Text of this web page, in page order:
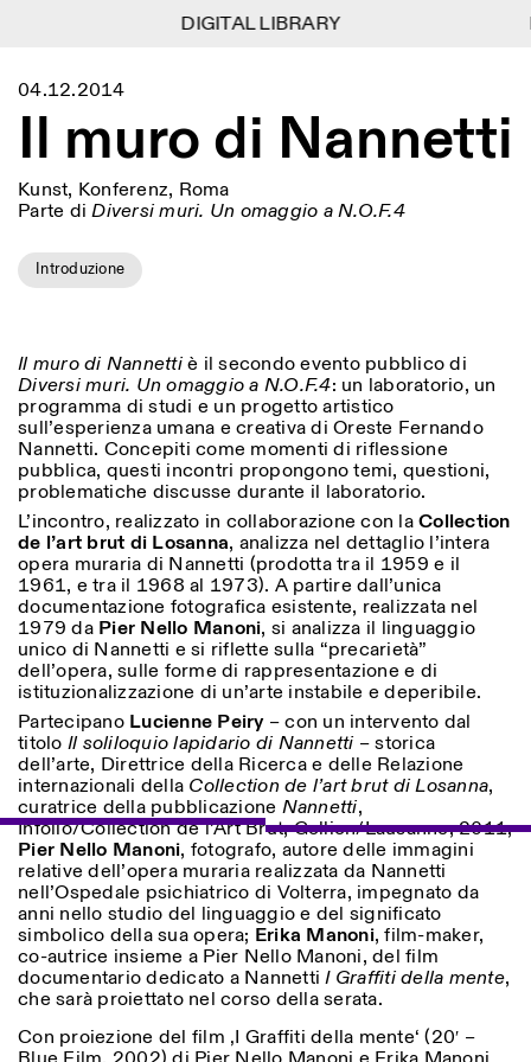
Menu
Lingua EN IT DE
FR
Kalender
Istituto Svizzero
Residenzen
Archiv
Jobs
Andere Tätigkeiten
NEWSLETTER
Melden Sie sich für unseren Newsletter an, damit Sie
stets auf dem Laufenden über unsere Veranstaltungen
sind
Facebook Instagram Linkedin Vimeo
Privacy Policy
Informationen
ISTITUTO SVIZZERO
Villa Maraini
+39 06 420 421
Haltestelle Barberini
ÖFFNUNGSZEITEN DER
REZEPTION:
MO-FR
09:00–13:30, 14:30–18:00
ÖFFNUNGSZEITEN DER
AUSSTELLUNG
Atlas Studios
Mittwoch/Freitag: 14:30–
18:30
Donnerstag: 14:30–20:00
Samstag/Sonntag: 11:00–
18:30
FÜHRUNGEN:
Nur auf Anfrage
(Italienisch, Englisch)
Preise: 10€ pro Person
Für Reservierung:
visite@istitutosvizzero.it
Tiere haben keinen Zutritt
oppure Tiere verboten
Filtern
Reset
Kunst
Rom
All
Anthropologie
Archaelogie
Architektur
Kunst
Astrophysik
Buchpräsentation
More Options...
Length
1
> 1
04.12.2014
Il muro di Nannetti
Kunst, Konferenz, Roma
Parte diDiversi muri. Un omaggio a N.O.F.4
Introduzione
Il muro di Nannettiè il secondo evento pubblico di
Diversi muri. Un omaggio a N.O.F.4: un laboratorio, un
programma di studi e un progetto artistico
sull’esperienza umana e creativa di Oreste Fernando
Nannetti. Concepiti come momenti di riflessione
pubblica, questi incontri propongono temi, questioni,
problematiche discusse durante il laboratorio.
L’incontro, realizzato in collaborazione con laCollection
de l’art brut di Losanna, analizza nel dettaglio l’intera
opera muraria di Nannetti (prodotta tra il 1959 e il
1961, e tra il 1968 al 1973). A partire dall’unica
documentazione fotografica esistente, realizzata nel
1979 da Pier Nello Manoni, si analizza il linguaggio
unico di Nannetti e si riflette sulla “precarietà”
dell’opera, sulle forme di rappresentazione e di
istituzionalizzazione di un’arte instabile e deperibile.
Partecipano Lucienne Peiry– con un intervento dal
titolo Il soliloquio lapidario di Nannetti – storica
dell’arte, Direttrice della Ricerca e delle Relazione
internazionali della Collection de l’art brut di Losanna,
curatrice della pubblicazione Nannetti,
Infolio/Collection de l’Art Brut, Gollion/Lausanne, 2011;
Pier Nello Manoni, fotografo, autore delle immagini
relative dell’opera muraria realizzata da Nannetti
nell’Ospedale psichiatrico di Volterra, impegnato da
anni nello studio del linguaggio e del significato
simbolico della sua opera; Erika Manoni, film-maker,
co-autrice insieme a Pier Nello Manoni, del film
documentario dedicato a NannettiI Graffiti della mente,
che sarà proiettato nel corso della serata.
Con proiezione del film ‚I Graffiti della mente‘ (20′ –
DIGITAL LIBRARY
DIGITAL LIBRARY